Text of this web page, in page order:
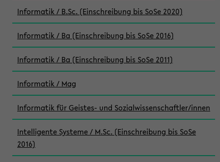
Informatik / B.Sc. (Einschreibung bis SoSe 2020)
Informatik / Ba (Einschreibung bis SoSe 2016)
Informatik / Ba (Einschreibung bis SoSe 2011)
Informatik / Mag
Informatik für Geistes- und Sozialwissenschaftler/innen
Intelligente Systeme / M.Sc. (Einschreibung bis SoSe
2016)